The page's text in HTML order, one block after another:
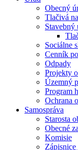
Obecný
Tlačivá
Stavebný
Sociálne
Cenník
Odpady
Projekty
Územný
Program
Ochrana
Samospráva
Starosta
Obecné
Komisie
Zápisnice